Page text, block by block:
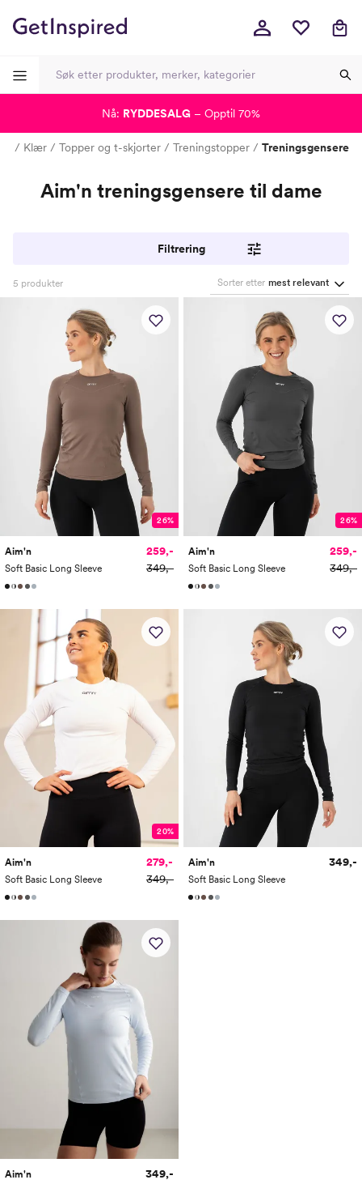
Klær Topper og t-skjorter Treningstopper Treningsgensere
Aim'n treningsgensere til dame
Filtrering
5 produkter Sorter etter mest relevant
26%
Aim'n
Soft Basic Long Sleeve
259,-
349,-
26%
Aim'n
Soft Basic Long Sleeve
259,-
349,-
20%
Aim'n
Soft Basic Long Sleeve
279,-
349,-
Aim'n
Soft Basic Long Sleeve
349,-
Aim'n
349,-
Nå: RYDDESALG – Opptil 70%
-
-
-
-